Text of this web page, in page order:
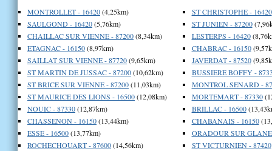
MONTROLLET - 16420(4,25km)
SAULGOND - 16420(5,76km)
CHAILLAC SUR VIENNE - 87200(8,34km)
ETAGNAC - 16150(8,97km)
SAILLAT SUR VIENNE - 87720(9,65km)
ST MARTIN DE JUSSAC - 87200(10,62km)
ST BRICE SUR VIENNE - 87200(11,03km)
ST MAURICE DES LIONS - 16500(12,08km)
NOUIC - 87330(12,87km)
CHASSENON - 16150(13,44km)
ESSE - 16500(13,77km)
ROCHECHOUART - 87600(14,56km)
ST CHRISTOPHE - 16420
ST JUNIEN - 87200
LESTERPS - 16420
CHABRAC - 16150
JAVERDAT - 87520
BUSSIERE BOFFY -
MONTROL SENARD -
MORTEMART - 87330
BRILLAC - 16500
CHABANAIS - 16150
ORADOUR SUR
ST VICTURNIEN - 87420